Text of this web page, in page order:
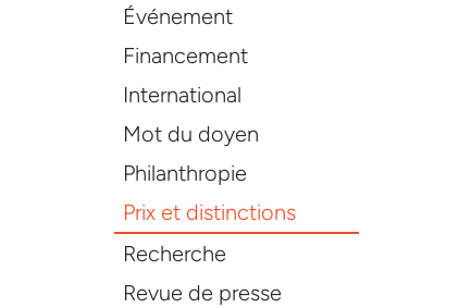
Événement
Financement
International
Mot du doyen
Philanthropie
Prix et distinctions
Recherche
Revue de presse